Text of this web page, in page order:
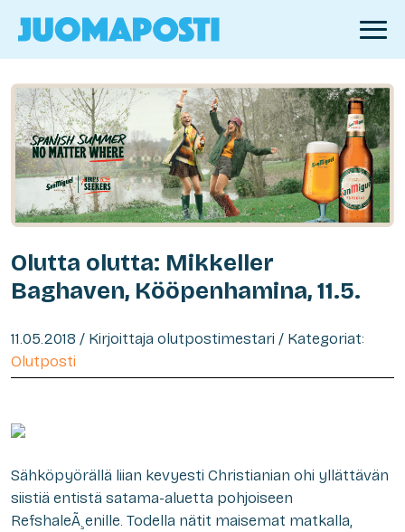
Olutta olutta: Mikkeller
Baghaven, Kööpenhamina, 11.5.
11.05.2018 / Kirjoittaja olutpostimestari / Kategoriat:
Olutposti
Sähköpyörällä liian kevyesti Christianian ohi yllättävän
siistiä entistä satama-aluetta pohjoiseen
RefshaleÃ¸enille. Todella nätit maisemat matkalla,